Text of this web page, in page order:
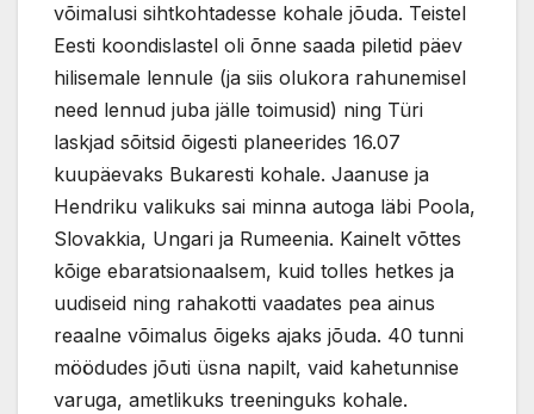
võimalusi sihtkohtadesse kohale jõuda. Teistel
Eesti koondislastel oli õnne saada piletid päev
hilisemale lennule (ja siis olukora rahunemisel
need lennud juba jälle toimusid) ning Türi
laskjad sõitsid õigesti planeerides 16.07
kuupäevaks Bukaresti kohale. Jaanuse ja
Hendriku valikuks sai minna autoga läbi Poola,
Slovakkia, Ungari ja Rumeenia. Kainelt võttes
kõige ebaratsionaalsem, kuid tolles hetkes ja
uudiseid ning rahakotti vaadates pea ainus
reaalne võimalus õigeks ajaks jõuda. 40 tunni
möödudes jõuti üsna napilt, vaid kahetunnise
varuga, ametlikuks treeninguks kohale.